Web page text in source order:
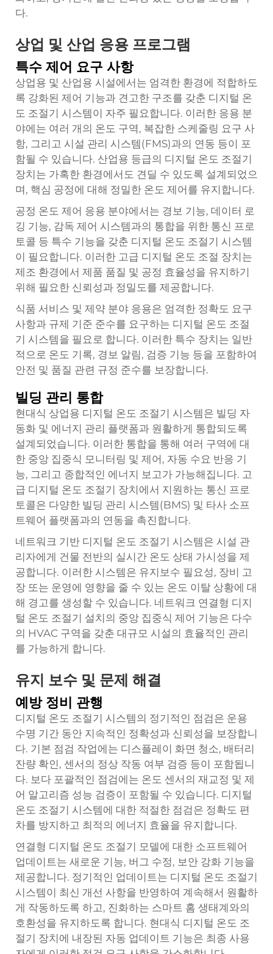
다.
상업 및 산업 응용 프로그램
특수 제어 요구 사항
상업용 및 산업용 시설에서는 엄격한 환경에 적합하도
록 강화된 제어 기능과 견고한 구조를 갖춘 디지털 온
도 조절기 시스템이 자주 필요합니다. 이러한 응용 분
야에는 여러 개의 온도 구역, 복잡한 스케줄링 요구 사
항, 그리고 시설 관리 시스템(FMS)과의 연동 등이 포
함될 수 있습니다. 산업용 등급의 디지털 온도 조절기
장치는 가혹한 환경에서도 견딜 수 있도록 설계되었으
며, 핵심 공정에 대해 정밀한 온도 제어를 유지합니다.
공정 온도 제어 응용 분야에서는 경보 기능, 데이터 로
깅 기능, 감독 제어 시스템과의 통합을 위한 통신 프로
토콜 등 특수 기능을 갖춘 디지털 온도 조절기 시스템
이 필요합니다. 이러한 고급 디지털 온도 조절 장치는
제조 환경에서 제품 품질 및 공정 효율성을 유지하기
위해 필요한 신뢰성과 정밀도를 제공합니다.
식품 서비스 및 제약 분야 응용은 엄격한 정확도 요구
사항과 규제 기준 준수를 요구하는 디지털 온도 조절
기 시스템을 필요로 합니다. 이러한 특수 장치는 일반
적으로 온도 기록, 경보 알림, 검증 기능 등을 포함하여
안전 및 품질 관련 규정 준수를 보장합니다.
빌딩 관리 통합
현대식 상업용 디지털 온도 조절기 시스템은 빌딩 자
동화 및 에너지 관리 플랫폼과 원활하게 통합되도록
설계되었습니다. 이러한 통합을 통해 여러 구역에 대
한 중앙 집중식 모니터링 및 제어, 자동 수요 반응 기
능, 그리고 종합적인 에너지 보고가 가능해집니다. 고
급 디지털 온도 조절기 장치에서 지원하는 통신 프로
토콜은 다양한 빌딩 관리 시스템(BMS) 및 타사 소프
트웨어 플랫폼과의 연동을 촉진합니다.
네트워크 기반 디지털 온도 조절기 시스템은 시설 관
리자에게 건물 전반의 실시간 온도 상태 가시성을 제
공합니다. 이러한 시스템은 유지보수 필요성, 장비 고
장 또는 운영에 영향을 줄 수 있는 온도 이탈 상황에 대
해 경고를 생성할 수 있습니다. 네트워크 연결형 디지
털 온도 조절기 설치의 중앙 집중식 제어 기능은 다수
의 HVAC 구역을 갖춘 대규모 시설의 효율적인 관리
를 가능하게 합니다.
유지 보수 및 문제 해결
예방 정비 관행
디지털 온도 조절기 시스템의 정기적인 점검은 운용
수명 기간 동안 지속적인 정확성과 신뢰성을 보장합니
다. 기본 점검 작업에는 디스플레이 화면 청소, 배터리
잔량 확인, 센서의 정상 작동 여부 검증 등이 포함됩니
다. 보다 포괄적인 점검에는 온도 센서의 재교정 및 제
어 알고리즘 성능 검증이 포함될 수 있습니다. 디지털
온도 조절기 시스템에 대한 적절한 점검은 정확도 편
차를 방지하고 최적의 에너지 효율을 유지합니다.
연결형 디지털 온도 조절기 모델에 대한 소프트웨어
업데이트는 새로운 기능, 버그 수정, 보안 강화 기능을
제공합니다. 정기적인 업데이트는 디지털 온도 조절기
시스템이 최신 개선 사항을 반영하여 계속해서 원활하
게 작동하도록 하고, 진화하는 스마트 홈 생태계와의
호환성을 유지하도록 합니다. 현대식 디지털 온도 조
절기 장치에 내장된 자동 업데이트 기능은 최종 사용